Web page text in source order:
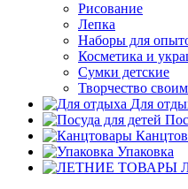
Рисование
Лепка
Наборы для
Косметика и
Сумки детские
Творчество
Для
Упаковка